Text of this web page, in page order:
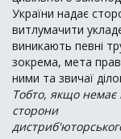
України надає
витлумачити
виникають певні
зокрема, мета
ними та звичаї
Тобто, якщо немає
сторони